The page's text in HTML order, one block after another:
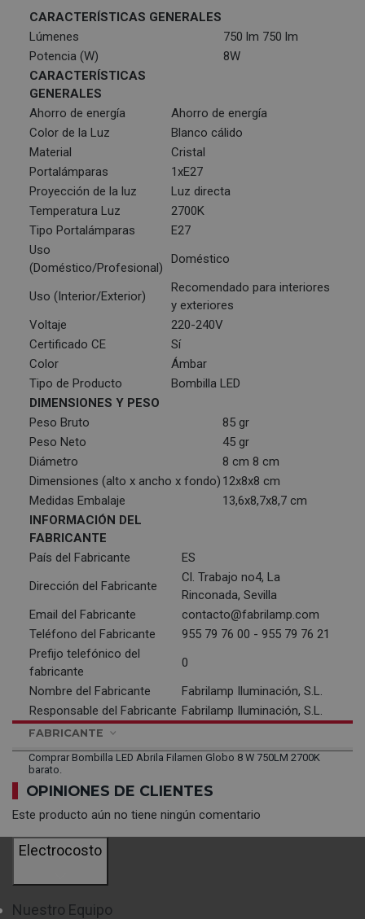
CARACTERÍSTICAS GENERALES
Lúmenes
750 lm 750 lm
Potencia (W)
8W
CARACTERÍSTICAS
GENERALES
Ahorro de energía
Ahorro de energía
Color de la Luz
Blanco cálido
Material
Cristal
Portalámparas
1xE27
Proyección de la luz
Luz directa
Temperatura Luz
2700K
Tipo Portalámparas
E27
Uso
(Doméstico/Profesional)
Doméstico
Uso (Interior/Exterior)
Recomendado para interiores
y exteriores
Voltaje
220-240V
Certificado CE
Sí
Color
Ámbar
Tipo de Producto
Bombilla LED
DIMENSIONES Y PESO
Peso Bruto
85 gr
Peso Neto
45 gr
Diámetro
8 cm 8 cm
Dimensiones (alto x ancho x fondo) 12x8x8 cm
Medidas Embalaje
13,6x8,7x8,7 cm
INFORMACIÓN DEL
FABRICANTE
País del Fabricante
ES
Dirección del Fabricante
Cl. Trabajo no4, La
Rinconada, Sevilla
Email del Fabricante
contacto@fabrilamp.com
Teléfono del Fabricante
955 79 76 00 - 955 79 76 21
Prefijo telefónico del
fabricante
0
Nombre del Fabricante
Fabrilamp Iluminación, S.L.
Responsable del Fabricante Fabrilamp Iluminación, S.L.
FABRICANTE
Comprar Bombilla LED Abrila Filamen Globo 8 W 750LM 2700K
barato.
OPINIONES DE CLIENTES
Este producto aún no tiene ningún comentario
Electrocosto
Nuestro Equipo